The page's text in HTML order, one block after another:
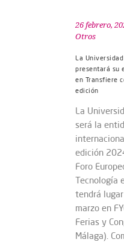
26 febrero,
Otros
La
presentará su
en Transfiere
edición
La
será la
edición
Foro
Tecnología
tendrá
marzo en
Ferias y
Málaga).